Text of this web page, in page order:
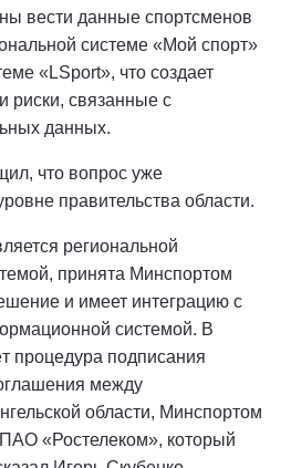
вести данные спортсменов
системе «Мой спорт»
«LSport», что создает
риски, связанные с
данных.
что вопрос уже
правительства области.
региональной
принята Минспортом
и имеет интеграцию с
системой. В
процедура подписания
между
области, Минспортом
«Ростелеком», который